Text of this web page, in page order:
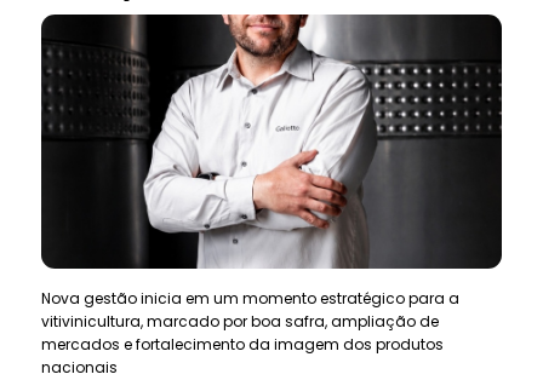
Nova gestão inicia em um momento estratégico para a
vitivinicultura, marcado por boa safra, ampliação de
mercados e fortalecimento da imagem dos produtos
nacionais